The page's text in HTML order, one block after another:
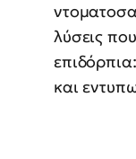
λύσεις
και